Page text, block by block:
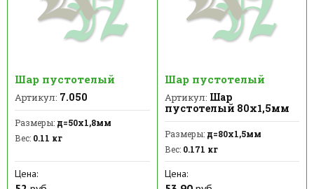
Шар пустотелый
Артикул: 7.050
Размеры: д=50х1,8мм
Вес: 0.11 кг
Цена:
Шар пустотелый
Артикул: Шар
пустотелый 80х1,5мм
Размеры:д=80х1,5мм
Вес:0.171 кг
Цена: